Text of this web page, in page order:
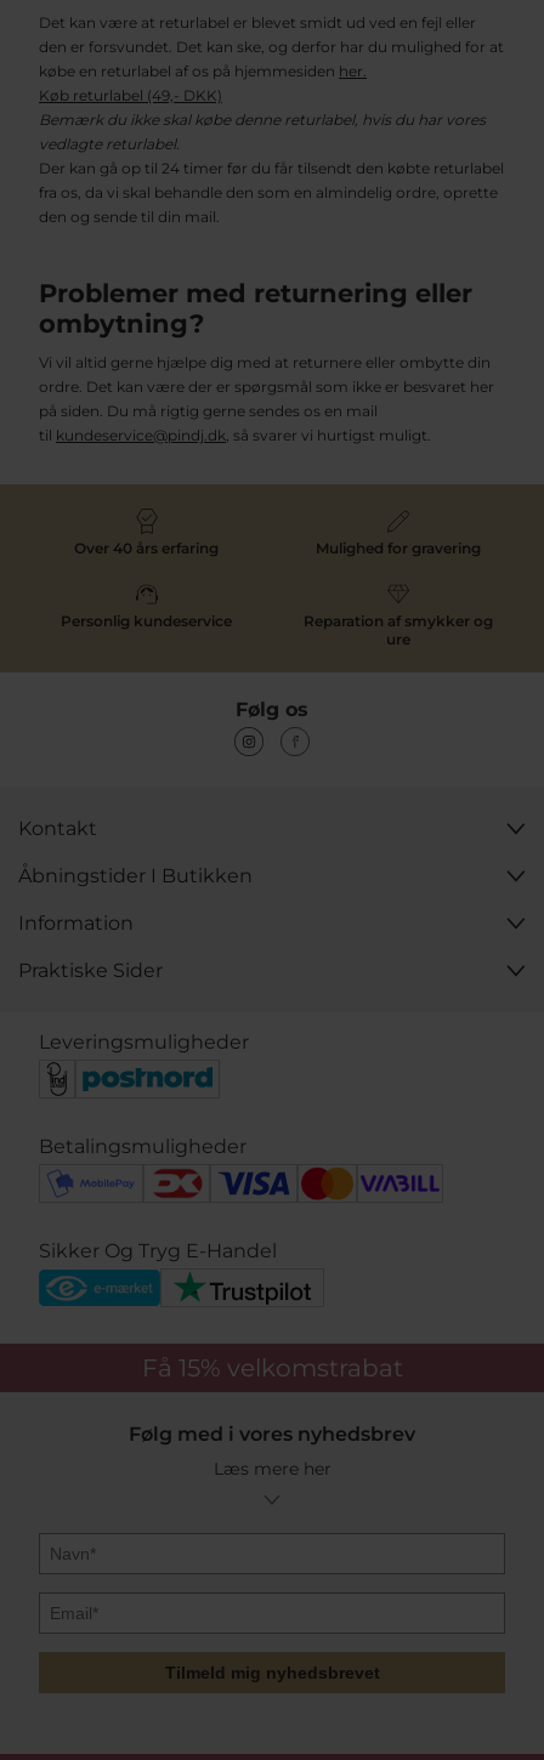
Det kan være at returlabel er blevet smidt ud ved en fejl eller
den er forsvundet. Det kan ske, og derfor har du mulighed for at
købe en returlabel af os på hjemmesiden her.
Køb returlabel (49,- DKK)
Bemærk du ikke skal købe denne returlabel, hvis du har vores
vedlagte returlabel.
Der kan gå op til 24 timer før du får tilsendt den købte returlabel
fra os, da vi skal behandle den som en almindelig ordre, oprette
den og sende til din mail.
Problemer med returnering eller
ombytning?
Vi vil altid gerne hjælpe dig med at returnere eller ombytte din
ordre. Det kan være der er spørgsmål som ikke er besvaret her
på siden. Du må rigtig gerne sendes os en mail
til kundeservice@pindj.dk, så svarer vi hurtigst muligt.
Over 40 års erfaring Mulighed for gravering
Personlig kundeservice
Reparation af smykker og
ure
Følg os
Kontakt
Åbningstider I Butikken
Information
Praktiske Sider
Leveringsmuligheder
Betalingsmuligheder
Sikker Og Tryg E-Handel
Få 15% velkomstrabat
Følg med i vores nyhedsbrev
Læs mere her
Tilmeld mig nyhedsbrevet